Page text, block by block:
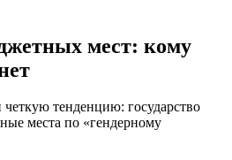
мест: кому
тенденцию: государство
места по «гендерному